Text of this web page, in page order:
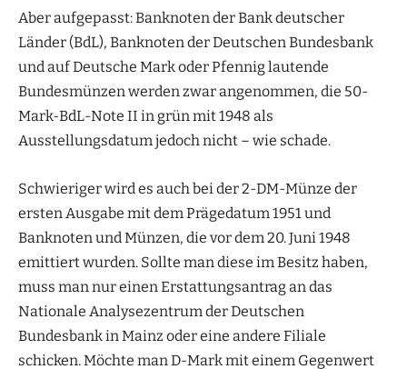
Aber aufgepasst: Banknoten der Bank deutscher
Länder (BdL), Banknoten der Deutschen Bundesbank
und auf Deutsche Mark oder Pfennig lautende
Bundesmünzen werden zwar angenommen, die 50-
Mark-BdL-Note II in grün mit 1948 als
Ausstellungsdatum jedoch nicht – wie schade.
Schwieriger wird es auch bei der 2-DM-Münze der
ersten Ausgabe mit dem Prägedatum 1951 und
Banknoten und Münzen, die vor dem 20. Juni 1948
emittiert wurden. Sollte man diese im Besitz haben,
muss man nur einen Erstattungsantrag an das
Nationale Analysezentrum der Deutschen
Bundesbank in Mainz oder eine andere Filiale
schicken. Möchte man D-Mark mit einem Gegenwert